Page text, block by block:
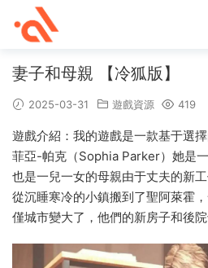
妻子和母親 【冷狐版】
2025-03-31 遊戲資源 419
遊戲介紹：我的遊戲是一款基于選
菲亞-帕克（Sophia Parker）她是
也是一兒一女的母親由于丈夫的新
從沉睡寒冷的小鎮搬到了聖阿萊霍
僅城市變大了，他們的新房子和後院